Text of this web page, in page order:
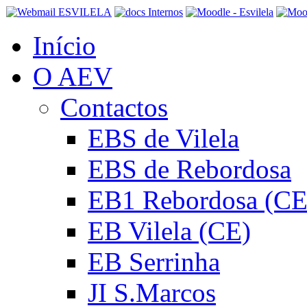
Início
O AEV
Contactos
EBS de Vilela
EBS de Rebordosa
EB1 Rebordosa
EB Vilela (CE)
EB Serrinha
JI S.Marcos